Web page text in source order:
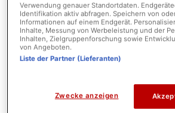
Nutzfläche 92,84 m²
Einliegerwohnung 0,00 m²
Schlafzimmer
Verwendung genauer Standortdaten.
Identifikation aktiv abfragen. Speichern von
Informationen auf einem Endgerät.
Inhalte, Messung von Werbeleistung und der
Inhalten, Zielgruppenforschung sowie
von Angeboten.
Liste der Partner (Lieferanten)
Zwecke anzeigen